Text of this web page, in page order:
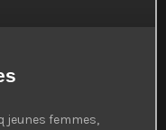
jeunes femmes,